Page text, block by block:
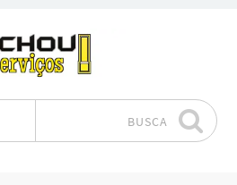
BUSCA